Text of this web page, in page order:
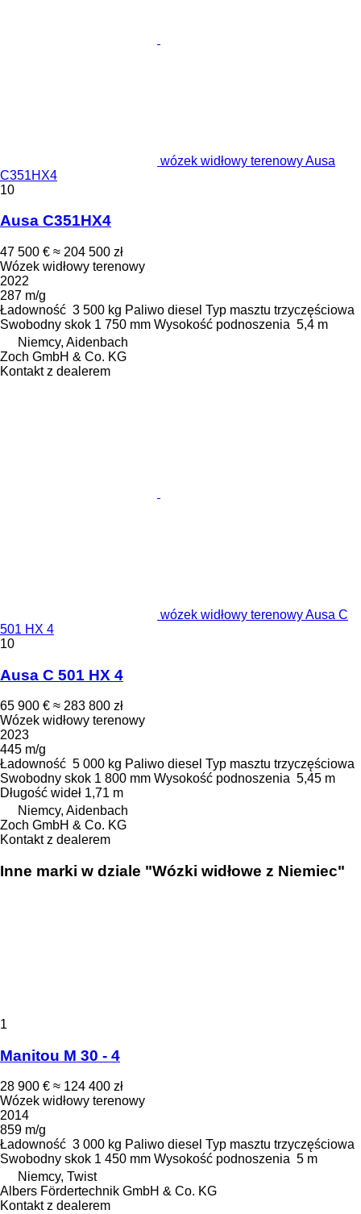
wózek widłowy terenowy Ausa
C351HX4
10
Ausa C351HX4
47 500 € ≈ 204 500 zł
Wózek widłowy terenowy
2022
287 m/g
Ładowność 3 500 kg Paliwo diesel Typ masztu trzyczęściowa
Swobodny skok 1 750 mm Wysokość podnoszenia 5,4 m
Niemcy, Aidenbach
Zoch GmbH & Co. KG
Kontakt z dealerem
wózek widłowy terenowy Ausa C
501 HX 4
10
Ausa C 501 HX 4
65 900 € ≈ 283 800 zł
Wózek widłowy terenowy
2023
445 m/g
Ładowność 5 000 kg Paliwo diesel Typ masztu trzyczęściowa
Swobodny skok 1 800 mm Wysokość podnoszenia 5,45 m
Długość wideł 1,71 m
Niemcy, Aidenbach
Zoch GmbH & Co. KG
Kontakt z dealerem
Inne marki w dziale "Wózki widłowe z Niemiec"
1
Manitou M 30 - 4
28 900 € ≈ 124 400 zł
Wózek widłowy terenowy
2014
859 m/g
Ładowność 3 000 kg Paliwo diesel Typ masztu trzyczęściowa
Swobodny skok 1 450 mm Wysokość podnoszenia 5 m
Niemcy, Twist
Albers Fördertechnik GmbH & Co. KG
Kontakt z dealerem